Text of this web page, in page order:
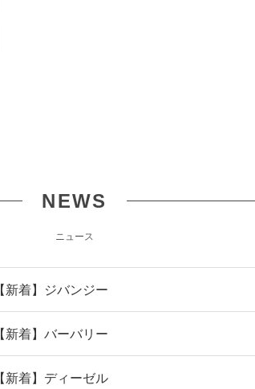
NEWS
ニュース
【新着】ジバンジー
【新着】バーバリー
【新着】ディーゼル